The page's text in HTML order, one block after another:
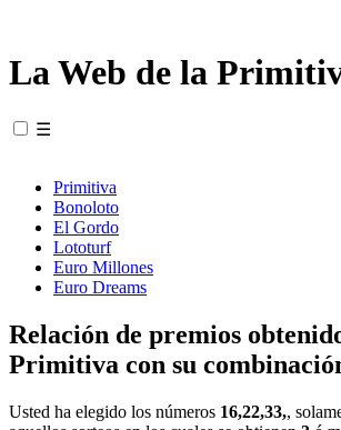
La Web de la
☰
Primitiva
Bonoloto
El Gordo
Lototurf
Euro Millones
Euro Dreams
Relación de premios
Primitiva con su
Usted ha elegido los números 16,22,33,,